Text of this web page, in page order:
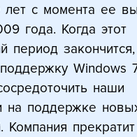
лет с момента ее
года. Когда этот
период
Windows
наши
на поддержке
Компания прекратит